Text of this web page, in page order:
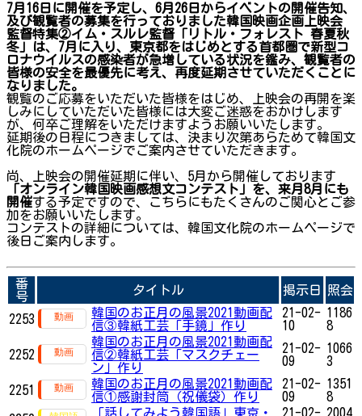
7月16日に開催を予定し、6月26日からイベントの開催告知、
及び観覧者の募集を行っておりました韓国映画企画上映会
監督特集②イム・スルレ監督「リトル・フォレスト 春夏秋
冬」は、7月に入り、東京都をはじめとする首都圏で新型コ
ロナウイルスの感染者が急増している状況を鑑み、観覧者の
皆様の安全を最優先に考え、再度延期させていただくことに
なりました。
観覧のご応募をいただいた皆様をはじめ、上映会の再開を楽
しみにしていただいた皆様には大変ご迷惑をおかけします
が、何卒ご理解をいただけますようお願いいたします。
延期後の日程につきましては、決まり次第あらためて韓国文
化院のホームページでご案内させていただきます。
尚、上映会の開催延期に伴い、5月から開催しております
「オンライン韓国映画感想文コンテスト」を、来月8月にも
開催する予定ですので、こちらにもたくさんのご関心とご参
加をお願いいたします。
コンテストの詳細については、韓国文化院のホームページで
後日ご案内します。
番
号
タイトル 掲示日 照会
2253
韓国のお正月の風景2021動画配
信③韓紙工芸「手鏡」作り
21-02-
10
1186
8
2252
韓国のお正月の風景2021動画配
信②韓紙工芸「マスクチェー
ン」作り
21-02-
09
1066
3
2251
韓国のお正月の風景2021動画配
信①感謝封筒（祝儀袋）作り
21-02-
09
1351
8
「話してみよう韓国語」東京・ 21-02- 2004